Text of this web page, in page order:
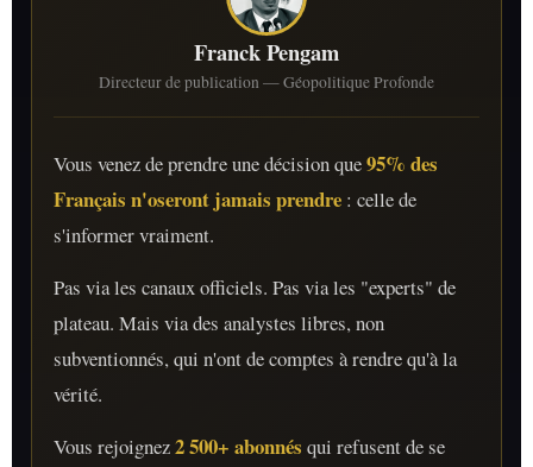
Franck Pengam
Directeur de publication — Géopolitique Profonde
Vous venez de prendre une décision que95% des
Français n'oseront jamais prendre : celle de
s'informer vraiment.
Pas via les canaux officiels. Pas via les "experts" de
plateau. Mais via des analystes libres, non
subventionnés, qui n'ont de comptes à rendre qu'à la
vérité.
Vous rejoignez2 500+ abonnés qui refusent de se